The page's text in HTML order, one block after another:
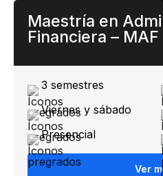
Maestría en
Financiera –
3 semestres
Viernes y sábado
Presencial
Ver